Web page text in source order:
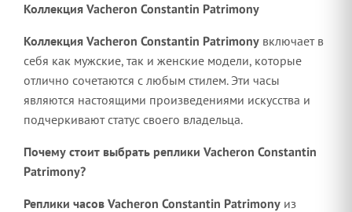
Коллекция Vacheron Constantin Patrimony
Коллекция Vacheron Constantin Patrimony включает в
себя как мужские, так и женские модели, которые
отлично сочетаются с любым стилем. Эти часы
являются настоящими произведениями искусства и
подчеркивают статус своего владельца.
Почему стоит выбрать реплики Vacheron Constantin
Patrimony?
Реплики часов Vacheron Constantin Patrimony из